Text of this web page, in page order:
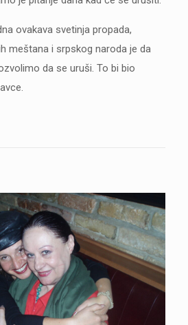
ovakava svetinja propada,
meštana i srpskog naroda je da
da se uruši. To bi bio